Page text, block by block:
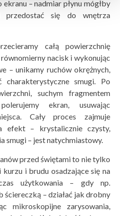
– nadmiar płynu mógłby
przedostać się do wnętrza
całą powierzchnię
nacisk i wykonując
– unikamy ruchów okrężnych,
smugi. Po
suchym fragmentem
ekran, usuwając
Cały proces zajmuje
efekt – krystalicznie czysty,
smugi – jest natychmiastowy.
przed świętami to nie tylko
i brudu osadzające się na
użytkowania – gdy np.
ściereczką – działać jak drobny
mikroskopijne zarysowania,